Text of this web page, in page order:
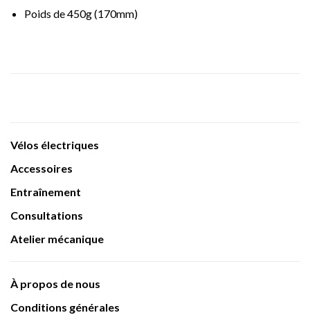
Poids de 450g (170mm)
Vélos électriques
Accessoires
Entraînement
Consultations
Atelier mécanique
À propos de nous
Conditions générales